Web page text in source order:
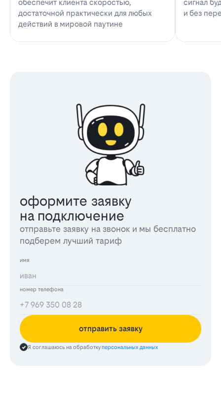
обеспечит клиента скоростью,
достаточной практически для любых
действий в мировой паутине
сигнал
и без
оформите заявку
на подключение
отправьте заявку на звонок и мы бесплатно
подберем лучший тариф
имя
номер телефона
отправить заявку
Я соглашаюсь на обработкуперсональных данных